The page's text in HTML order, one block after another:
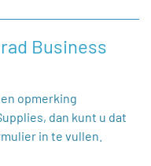
Business
opmerking
dan kunt u dat
in te vullen.